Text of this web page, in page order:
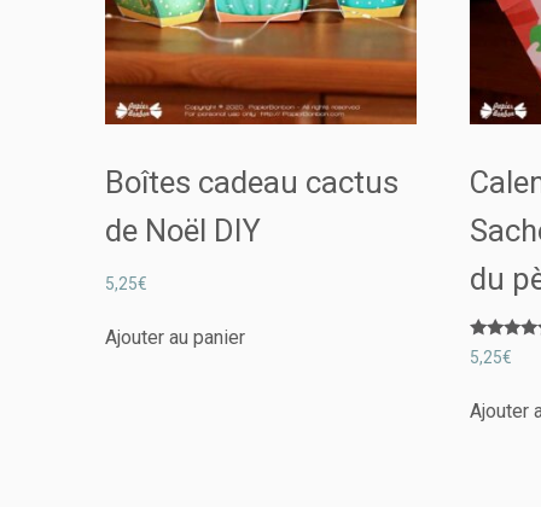
Boîtes cadeau cactus
de Noël DIY
5,25€
Ajouter au panier
du
Note
5.00
5,25€
Ajouter